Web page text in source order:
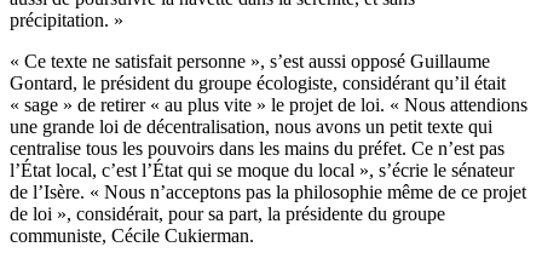
précipitation. »
« Ce texte ne satisfait personne », s’est aussi opposé Guillaume
Gontard, le président du groupe écologiste, considérant qu’il était
« sage » de retirer « au plus vite » le projet de loi. « Nous attendions
une grande loi de décentralisation, nous avons un petit texte qui
centralise tous les pouvoirs dans les mains du préfet. Ce n’est pas
l’État local, c’est l’État qui se moque du local », s’écrie le sénateur
de l’Isère. « Nous n’acceptons pas la philosophie même de ce projet
de loi », considérait, pour sa part, la présidente du groupe
communiste, Cécile Cukierman.